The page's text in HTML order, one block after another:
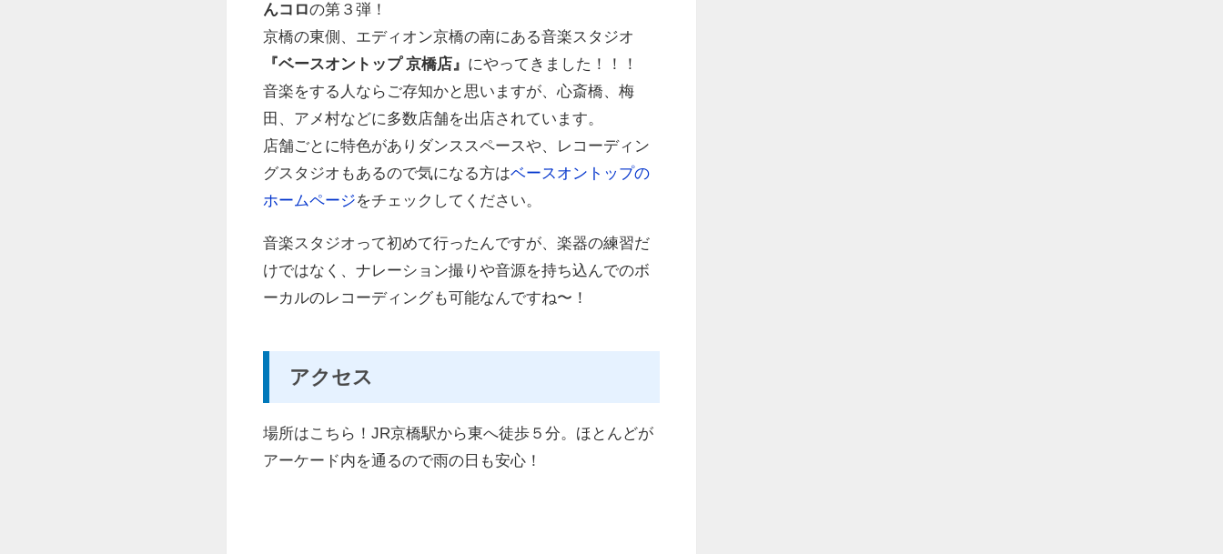
んコロの第３弾！
京橋の東側、エディオン京橋の南にある音楽スタジオ
『ベースオントップ 京橋店』 にやってきました！！！
音楽をする人ならご存知かと思いますが、心斎橋、梅
田、アメ村などに多数店舗を出店されています。
店舗ごとに特色がありダンススペースや、レコーディン
グスタジオもあるので気になる方はベースオントップの
ホームページをチェックしてください。
音楽スタジオって初めて行ったんですが、楽器の練習だ
けではなく、ナレーション撮りや音源を持ち込んでのボ
ーカルのレコーディングも可能なんですね〜！
アクセス
場所はこちら！JR京橋駅から東へ徒歩５分。ほとんどが
アーケード内を通るので雨の日も安心！